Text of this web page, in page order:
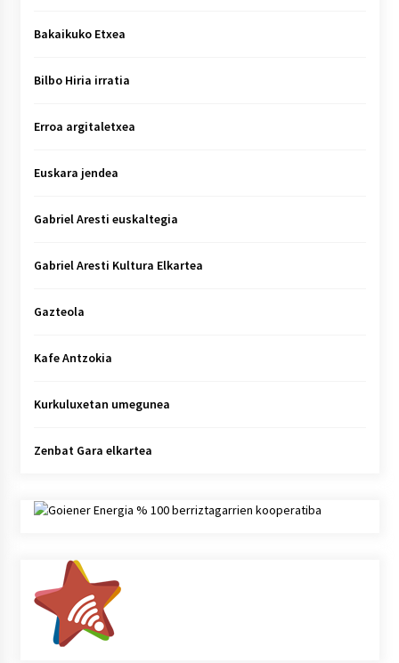
Bakaikuko Etxea
Bilbo Hiria irratia
Erroa argitaletxea
Euskara jendea
Gabriel Aresti euskaltegia
Gabriel Aresti Kultura Elkartea
Gazteola
Kafe Antzokia
Kurkuluxetan umegunea
Zenbat Gara elkartea